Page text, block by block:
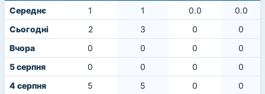
Середнє 1 1 0.0
0.0
Сьогодні
2 3 0
0
Вчора
0 0 0
0
5 серпня
0 0 0
0
4 серпня
5 5 0
0